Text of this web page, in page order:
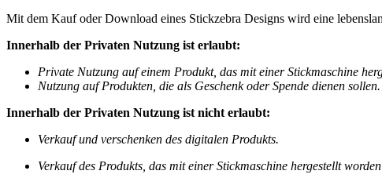
Mit dem Kauf oder Download eines Stickzebra Designs wird eine
Innerhalb der Privaten Nutzung ist erlaubt:
Private Nutzung auf einem Produkt, das mit einer Stickmaschine
Nutzung auf Produkten, die als Geschenk oder Spende dienen sollen.
Innerhalb der Privaten Nutzung ist nicht erlaubt:
Verkauf und verschenken des digitalen Produkts.
Verkauf des Produkts, das mit einer Stickmaschine hergestellt